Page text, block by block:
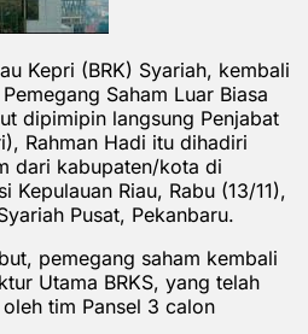
Kepri (BRK) Syariah, kembali
Saham Luar Biasa
dipimipin langsung Penjabat
Rahman Hadi itu dihadiri
dari kabupaten/kota di
Kepulauan Riau, Rabu (13/11),
Pusat, Pekanbaru.
pemegang saham kembali
Utama BRKS, yang telah
tim Pansel 3 calon